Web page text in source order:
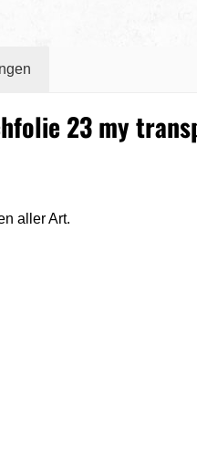
23 my
aller Art.